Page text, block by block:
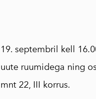
19. septembril kell
uute ruumidega ning
mnt 22, III korrus.